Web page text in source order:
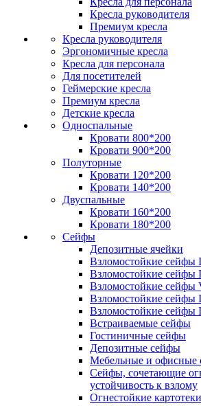
Кресла руководителя
Премиум кресла
Кресла руководителя
Эргономичные кресла
Кресла для персонала
Для посетителей
Геймерские кресла
Премиум кресла
Детские кресла
Односпальные
Кровати 800*200
Кровати 900*200
Полуторные
Кровати 120*200
Кровати 140*200
Двуспальные
Кровати 160*200
Кровати 180*200
Сейфы
Депозитные ячейки
Взломостойкие сейфы
Взломостойкие сейфы
Взломостойкие сейфы
Взломостойкие сейфы I
Взломостойкие сейфы
Встраиваемые сейфы
Гостиничные сейфы
Депозитные сейфы
Мебельные и офисные
Сейфы, сочетающие
устойчивость к взлому
Огнестойкие картотеки